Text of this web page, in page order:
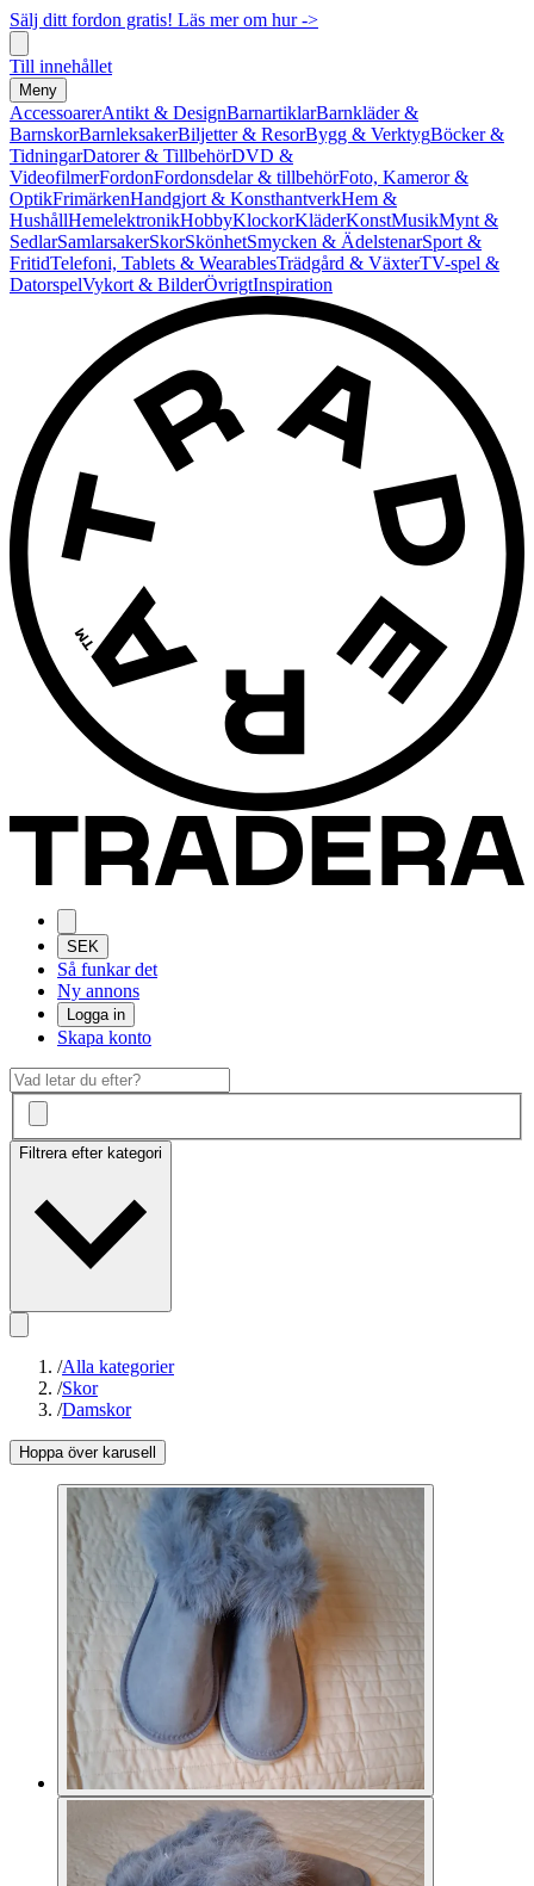
Sälj ditt fordon gratis! Läs mer om hur ->
Till innehållet
Meny
AccessoarerAntikt & DesignBarnartiklarBarnkläder &
BarnskorBarnleksakerBiljetter & ResorBygg & VerktygBöcker &
TidningarDatorer & TillbehörDVD &
VideofilmerFordonFordonsdelar & tillbehörFoto, Kameror &
OptikFrimärkenHandgjort & KonsthantverkHem &
HushållHemelektronikHobbyKlockorKläderKonstMusikMynt &
SedlarSamlarsakerSkorSkönhetSmycken & ÄdelstenarSport &
FritidTelefoni, Tablets & WearablesTrädgård & VäxterTV-spel &
DatorspelVykort & BilderÖvrigtInspiration
SEK
Så funkar det
Ny annons
Logga in
Skapa konto
Filtrera efter kategori
/Alla kategorier
/Skor
/Damskor
Hoppa över karusell